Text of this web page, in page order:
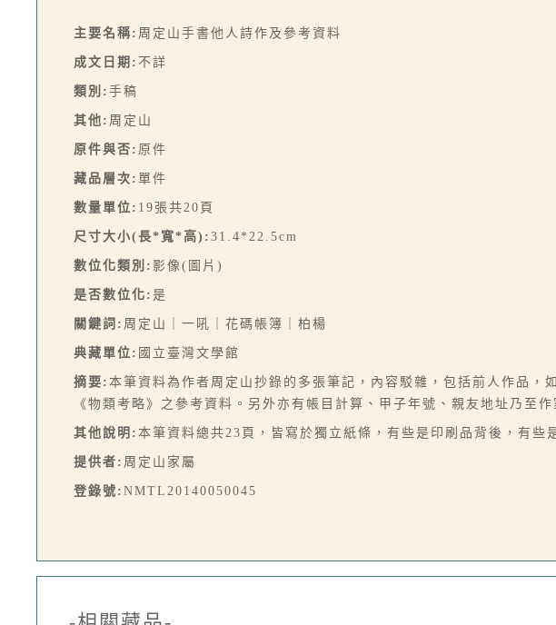
主要名稱: 周定山手書他人詩作及參考資料
成文日期: 不詳
類別: 手稿
其他: 周定山
原件與否: 原件
藏品層次: 單件
數量單位: 19張共20頁
尺寸大小(長*寬*高): 31.4*22.5cm
數位化類別: 影像(圖片)
是否數位化: 是
關鍵詞: 周定山｜一吼｜花碼帳簿｜柏楊
典藏單位: 國立臺灣文學館
摘要: 本筆資料為作者周定山抄錄的多張筆記，內容駁雜，包括前人作品
《物類考略》之參考資料。另外亦有帳目計算、甲子年號、親友地址乃至
其他說明: 本筆資料總共23頁，皆寫於獨立紙條，有些是印刷品背後，有些
提供者: 周定山家屬
登錄號: NMTL20140050045